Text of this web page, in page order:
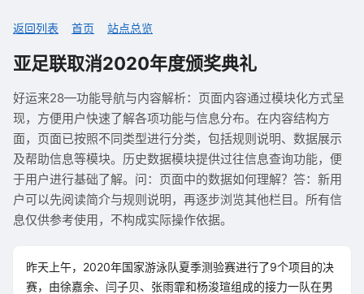
返回列表 首页 站点总览
亚足联取消2020年度颁奖典礼
好运来28—功能导航与内容解析：页面内容通过模块化方式呈
现，方便用户快速了解各项功能与信息分布。在内容结构方
面，页面已按照不同类型进行分类，包括规则说明、数据展示
及帮助信息等模块。历史数据模块提供过往信息查询功能，便
于用户进行基础了解。问：页面中的数据如何理解？答：新用
户可以先阅读简介与规则说明，再逐步浏览其他栏目。所有信
息仅供参考使用，不构成实际操作依据。
昨天上午，2020年国家游泳队夏季测验赛进行了9个项目的决
赛，由徐嘉余、闫子贝、张雨霏和杨浚瑄组成的接力一队在男